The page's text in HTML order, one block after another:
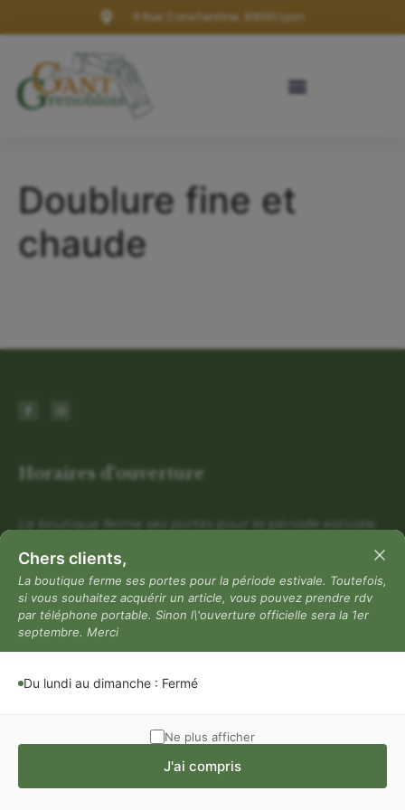
9 Rue Constantine, 69001 Lyon
Doublure fine et
chaude
Horaires d'ouverture
La boutique ferme ses portes pour la période estivale.
pouvez prendre rdv par téléphone portable. Sinon
l\'ouverture officielle sera la 1er septembre. Merci
Du lundi au dimanche : Fermé
Mentions légales
Mentions légales
Conditions générales de vente
Chers clients,
La boutique ferme ses portes pour la période estivale. Toutefois,
si vous souhaitez acquérir un article, vous pouvez prendre rdv
par téléphone portable. Sinon l\'ouverture officielle sera la 1er
septembre. Merci
Du lundi au dimanche : Fermé
Ne plus afficher
J'ai compris